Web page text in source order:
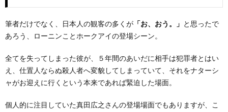
筆者だけでなく、日本人の観客の多くが 「お、おう。」 と思ったで
あろう、ローニンことホークアイの登場シーン。
全てを失ってしまった彼が、５年間のあいだに相手は犯罪者とはい
え、仕置人ならぬ殺人者へ変貌してしまっていて、それをナターシ
ャがお迎えに行くという本来であれば緊迫した場面。
個人的に注目していた真田広之さんの登場場面でもありますが、こ